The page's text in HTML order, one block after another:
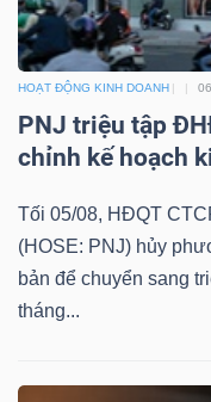
HOẠT ĐỘNG KINH DOANH
PNJ triệu tập
chỉnh kế hoạch
Tối 05/08, HĐQT
(HOSE: PNJ) hủy
bản để chuyển sang
tháng...